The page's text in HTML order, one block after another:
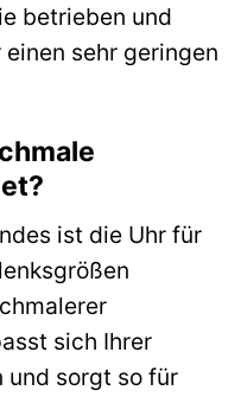
betrieben und
sehr geringen
ist die Uhr für
sich Ihrer
und sorgt so für